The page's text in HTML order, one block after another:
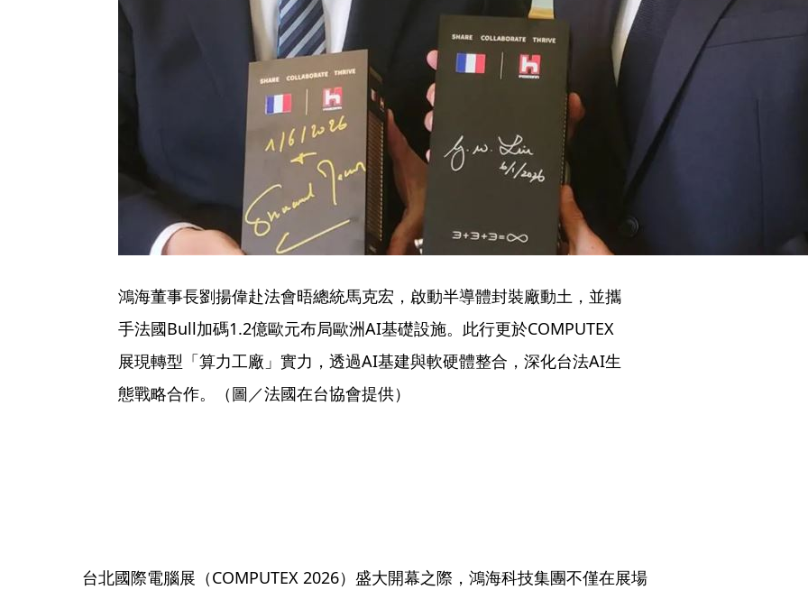
鴻海董事長劉揚偉赴法會晤總統馬克宏，啟動半導體封裝廠動土，並攜
手法國Bull加碼1.2億歐元布局歐洲AI基礎設施。此行更於COMPUTEX
展現轉型「算力工廠」實力，透過AI基建與軟硬體整合，深化台法AI生
態戰略合作。（圖／法國在台協會提供）
台北國際電腦展（COMPUTEX 2026）盛大開幕之際，鴻海科技集團不僅在展場